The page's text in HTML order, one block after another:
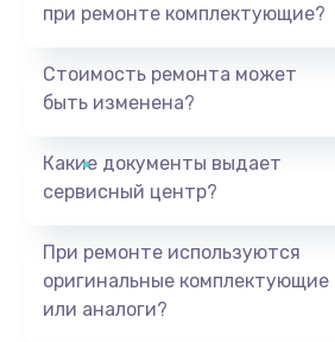
при ремонте комплектующие?
Стоимость ремонта может
быть изменена?
Какие документы выдает
сервисный центр?
При ремонте используются
оригинальные комплектующие
или аналоги?